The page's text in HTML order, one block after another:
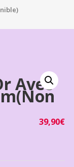
Avec
39,90€